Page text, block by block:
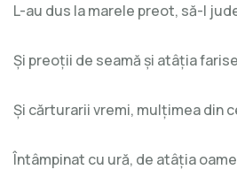
L-au dus la marele preot, să-l
Și preoții de seamă și atâția
Și cărturarii vremi, mulțimea din
Întâmpinat cu ură, de atâția